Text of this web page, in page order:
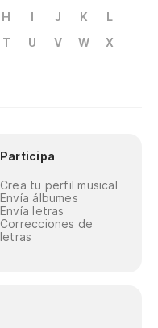
H I J K
L
T U V W
X
Participa
Crea tu perfil musical
Envía álbumes
Envía letras
Correcciones de
letras